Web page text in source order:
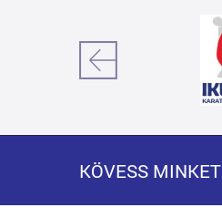
KÖVESS MINKET